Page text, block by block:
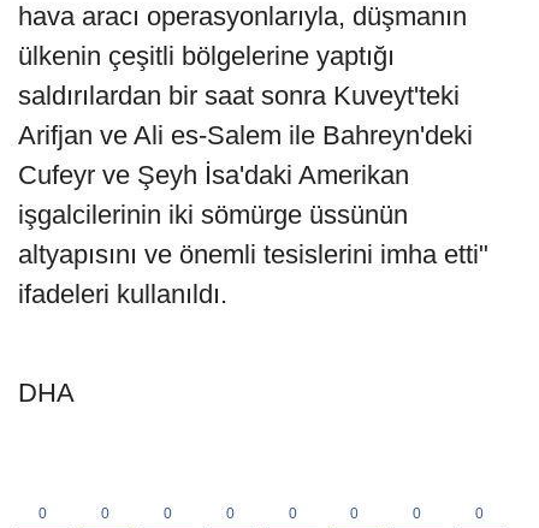
hava aracı operasyonlarıyla, düşmanın
ülkenin çeşitli bölgelerine yaptığı
saldırılardan bir saat sonra Kuveyt'teki
Arifjan ve Ali es-Salem ile Bahreyn'deki
Cufeyr ve Şeyh İsa'daki Amerikan
işgalcilerinin iki sömürge üssünün
altyapısını ve önemli tesislerini imha etti"
ifadeleri kullanıldı.
DHA